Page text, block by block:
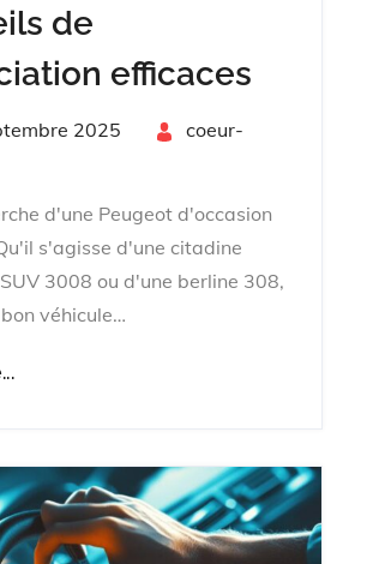
de
efficaces
2025
coeur-
d'une Peugeot d'occasion
s'agisse d'une citadine
3008 ou d'une berline 308,
véhicule…